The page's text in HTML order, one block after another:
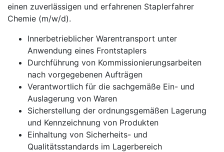
einen zuverlässigen und erfahrenen Staplerfahrer
Chemie (m/w/d).
Innerbetrieblicher Warentransport unter
Anwendung eines Frontstaplers
Durchführung von Kommissionierungsarbeiten
nach vorgegebenen Aufträgen
Verantwortlich für die sachgemäße Ein- und
Auslagerung von Waren
Sicherstellung der ordnungsgemäßen Lagerung
und Kennzeichnung von Produkten
Einhaltung von Sicherheits- und
Qualitätsstandards im Lagerbereich